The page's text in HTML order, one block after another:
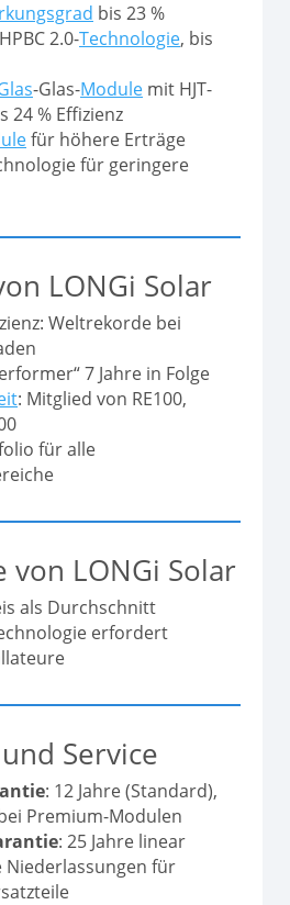
bis 23 %
2.0-Technologie, bis
-Glas-Module mit HJT-
24 % Effizienz
für höhere Erträge
für geringere
LONGi Solar
Weltrekorde bei
7 Jahre in Folge
: Mitglied von RE100,
für alle
LONGi Solar
als Durchschnitt
erfordert
Service
: 12 Jahre (Standard),
Premium-Modulen
: 25 Jahre linear
Niederlassungen für